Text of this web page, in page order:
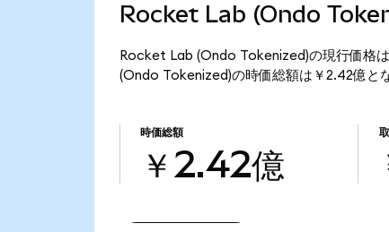
Rocket Lab (Ondo
Rocket Lab (Ondo Tokenized)の現行価格
(Ondo Tokenized)の時価総額は￥2.42億と
時価総額
￥2.42億